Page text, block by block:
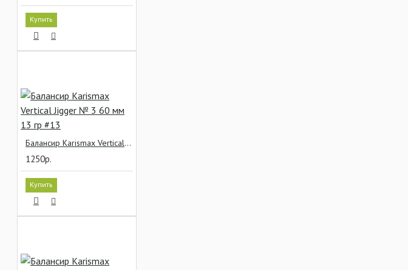
Купить
Балансир Karismax Vertical Jigger № 3 60 мм 13 гр #13
1250р.
Купить